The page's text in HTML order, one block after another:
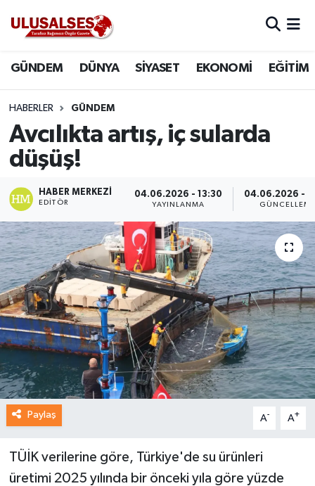
GÜNDEM DÜNYA SİYASET EKONOMİ EĞİTİM
HABERLER GÜNDEM
Avcılıkta artış, iç sularda
düşüş!
HABER MERKEZI
EDITÖR
04.06.2026 - 13:30
YAYINLANMA
04.06.2026 -
Paylaş A- A+
TÜİK verilerine göre, Türkiye'de su ürünleri
üretimi 2025 yılında bir önceki yıla göre yüzde
DÜNYA
SİYASET
EKONOMİ
EĞİTİM
SAĞLIK
MAGAZİN
SPOR
Trafik Durumu
Süper Lig Puan Durumu ve Fikstür
Tüm Manşetler
Son Dakika Haberleri
Haber Arşivi